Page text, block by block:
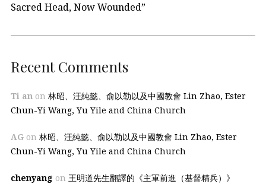
Sacred Head, Now Wounded”
Recent Comments
Ti an on 林昭、汪純懿、俞以勒以及中國教會 Lin Zhao, Ester
Chun-Yi Wang, Yu Yile and China Church
AG on 林昭、汪純懿、俞以勒以及中國教會 Lin Zhao, Ester
Chun-Yi Wang, Yu Yile and China Church
chenyang on 王明道先生翻譯的《主軍前進（基督精兵）》